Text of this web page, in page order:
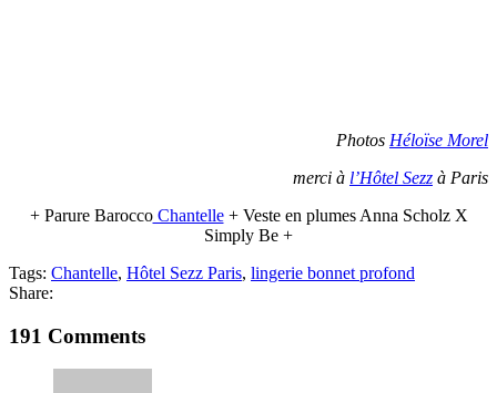
Photos Héloïse Morel
merci à l’Hôtel Sezz à Paris
+ Parure BaroccoChantelle+ Veste en plumes Anna Scholz X
Simply Be +
Tags: Chantelle, Hôtel Sezz Paris, lingerie bonnet profond
Share:
191 Comments